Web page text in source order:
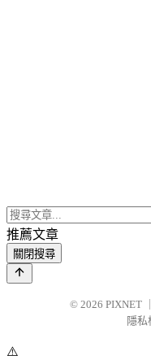
推薦文章
關閉搜尋
© 2026 PIXNET
隱私
⚠️